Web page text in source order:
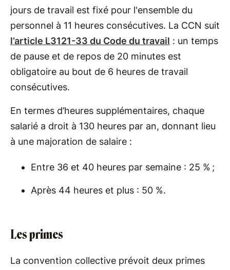
jours de travail est fixé pour l'ensemble du
personnel à 11 heures consécutives. La CCN suit
l’article L3121-33 du Code du travail : un temps
de pause et de repos de 20 minutes est
obligatoire au bout de 6 heures de travail
consécutives.
En termes d’heures supplémentaires, chaque
salarié a droit à 130 heures par an, donnant lieu
à une majoration de salaire :
Entre 36 et 40 heures par semaine : 25 % ;
Après 44 heures et plus : 50 %.
Les primes
La convention collective prévoit deux primes